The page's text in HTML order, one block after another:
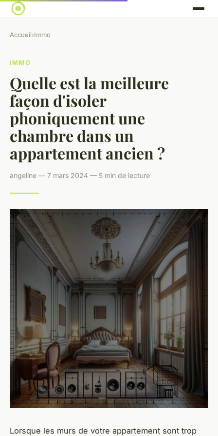
Accueil›Immo
IMMO
Quelle est la meilleure
façon d'isoler
phoniquement une
chambre dans un
appartement ancien ?
angeline — 7 mars 2024 — 5 min de lecture
Lorsque les murs de votre appartement sont trop